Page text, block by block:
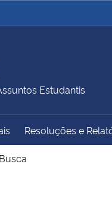
da Justiça e
da Educação
do Turismo
Estudantis
Resoluções e
Busca